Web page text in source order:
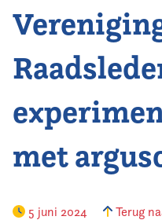
Agenda
Nieuws
Opleiding
Kennis & Informatie
met
5 juni 2024 Terug